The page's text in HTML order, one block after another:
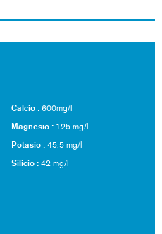
Calcio : 600mg/l
Magnesio : 125 mg/l
Potasio : 45,5 mg/l
Silicio : 42 mg/l